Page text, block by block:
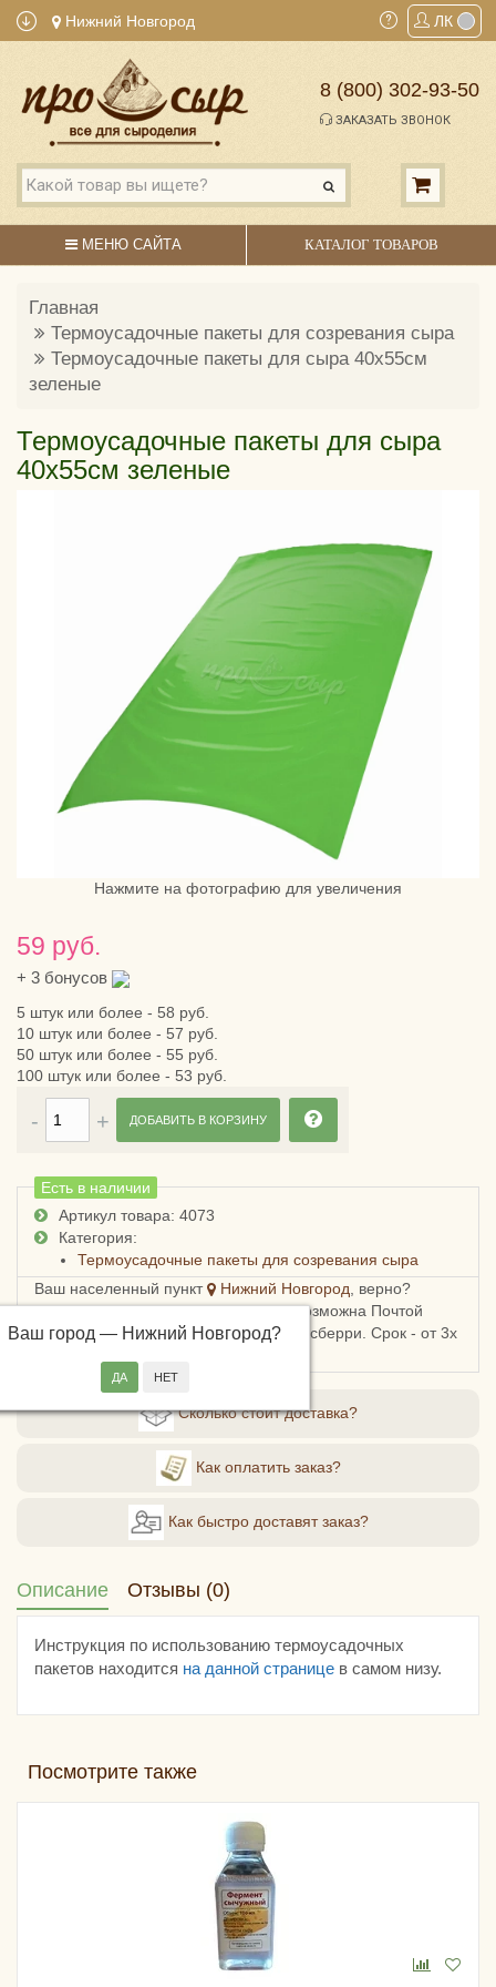
Нижний Новгород ЛК
8 (800) 302-93-50
ЗАКАЗАТЬ ЗВОНОК
МЕНЮ САЙТА КАТАЛОГ ТОВАРОВ
Главная
Термоусадочные пакеты для созревания сыра
Термоусадочные пакеты для сыра 40х55см
зеленые
Термоусадочные пакеты для сыра
40х55см зеленые
Нажмите на фотографию для увеличения
59 руб.
+ 3 бонусов
5 штук или более - 58 руб.
10 штук или более - 57 руб.
50 штук или более - 55 руб.
100 штук или более - 53 руб.
Есть в наличии
Артикул товара: 4073
Категория:
Термоусадочные пакеты для созревания сыра
Ваш населенный пункт
Нижний Новгород , верно?
Ваш город — Нижний Новгород?
Доставка в Нижегородскую область возможна Почтой
России, СДЭКом, Пятерочкой или Боксберри. Срок - от 3х
ДОБАВИТЬ В КОРЗИНУ
Сколько стоит доставка?
Как оплатить заказ?
Как быстро доставят заказ?
Описание Отзывы (0)
Инструкция по использованию термоусадочных
пакетов находится на данной странице в самом низу.
Посмотрите также